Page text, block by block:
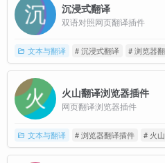
沉浸式翻译
双语对照网页翻译插件
文本与翻译 # 沉浸式翻译 # 浏览器
火山翻译浏览器插件
网页翻译浏览器插件
文本与翻译 # 浏览器翻译插件 # 火